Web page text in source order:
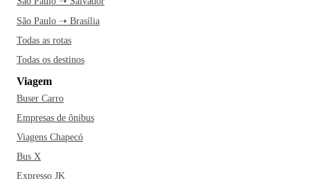
São Paulo ➝ Brasília
Todas as rotas
Todas os destinos
Viagem
Buser Carro
Empresas de ônibus
Viagens Chapecó
Bus X
Expresso JK